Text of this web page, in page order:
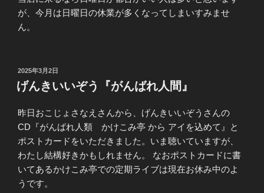
が、今月は日曜日の休業が多くなってしまいすみませ
ん。
投
稿
日:
2025年3月2日
げんきいいぞう『がんばれ人間』
昨日おこじょさなえさんから、げんきいいぞうさんの
CD『がんばれ人類 かけこみ亭 から アイを込めて』と
ポストカードをいただきました。いま聴いていますが、
わたし結構好きかもしれません。 なおポストカードに書
いてあるかけこみ亭での定期ライブは現在お休み中のよ
うです。